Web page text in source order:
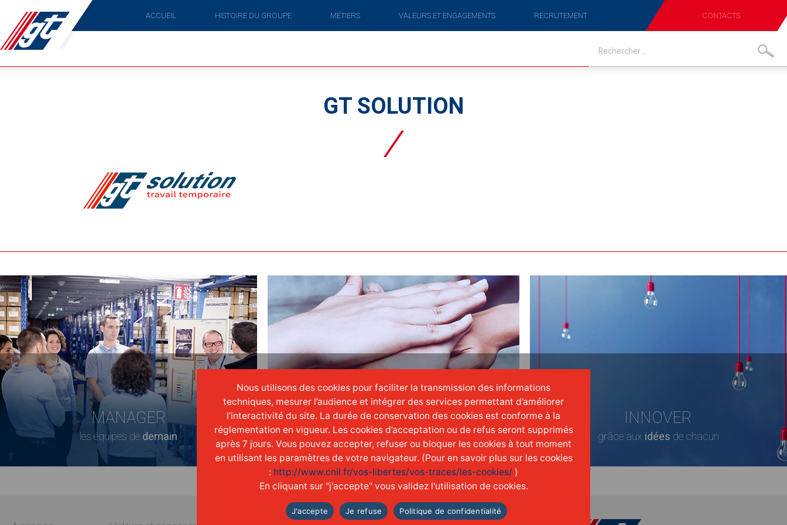
ACCUEIL HISTOIRE DU GROUPE MÉTIERS VALEURS ET ENGAGEMENTS RECRUTEMENT CONTACTS
GT SOLUTION
MANAGER
les équipes dedemain
ENGAGER
une réellecultured'entreprise
INNOVER
grâce aux idées de chacun
Nous utilisons des cookies pour faciliter la transmission des informations
techniques, mesurer l’audience et intégrer des services permettant d’améliorer
l’interactivité du site. La durée de conservation des cookies est conforme à la
réglementation en vigueur. Les cookies d’acceptation ou de refus seront supprimés
après 7 jours. Vous pouvez accepter, refuser ou bloquer les cookies à tout moment
en utilisant les paramètres de votre navigateur. (Pour en savoir plus sur les cookies
: http://www.cnil.fr/vos-libertes/vos-traces/les-cookies/ )
En cliquant sur "j'accepte" vous validez l'utilisation de cookies.
J'accepte Je refuse Politique de confidentialité